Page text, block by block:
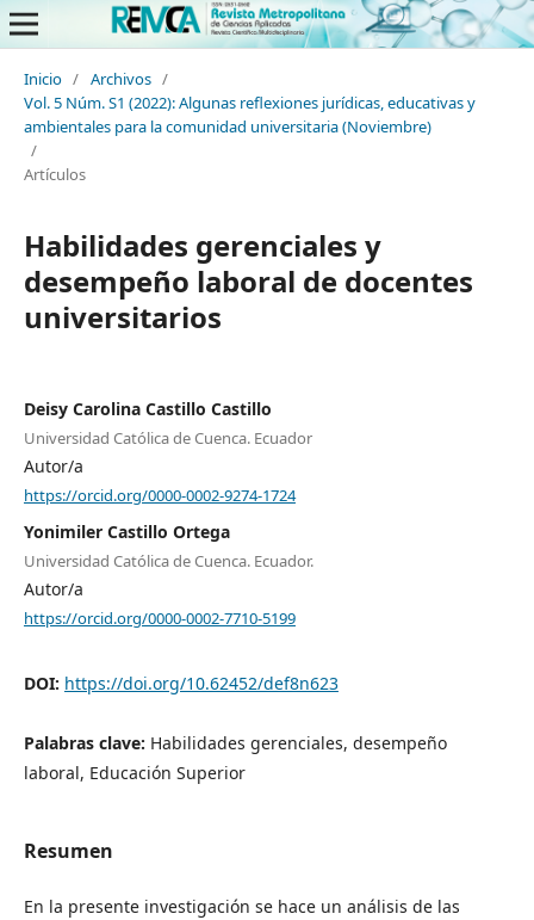
Inicio / Archivos /
Vol. 5 Núm. S1 (2022): Algunas reflexiones jurídicas, educativas y
ambientales para la comunidad universitaria (Noviembre)
/
Artículos
Habilidades gerenciales y
desempeño laboral de docentes
universitarios
Deisy Carolina Castillo Castillo
Universidad Católica de Cuenca. Ecuador
Autor/a
https://orcid.org/0000-0002-9274-1724
Yonimiler Castillo Ortega
Universidad Católica de Cuenca. Ecuador.
Autor/a
https://orcid.org/0000-0002-7710-5199
DOI: https://doi.org/10.62452/def8n623
Palabras clave: Habilidades gerenciales, desempeño
laboral, Educación Superior
Resumen
En la presente investigación se hace un análisis de las